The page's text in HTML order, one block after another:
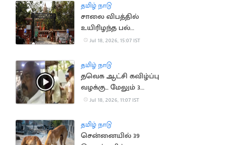
தமிழ் நாடு
சாலை விபத்தில்
உயிரிழந்த பல்
மருத்துவரின்
கோடி இழப்பீடு
Jul 18, 2026, 15:07 IST
தமிழ் நாடு
தவெக ஆட்சி கவிழ்ப்பு
வழக்கு... மேலும் 3
பேரிடம் போலீசார் தீவிர
Jul 18, 2026, 11:07 IST
தமிழ் நாடு
சென்னையில் 39